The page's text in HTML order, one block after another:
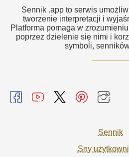
Sennik .app to serwis
tworzenie interpretacji i
Platforma pomaga w
poprzez dzielenie się nimi i
symboli,
Sennik
Sny